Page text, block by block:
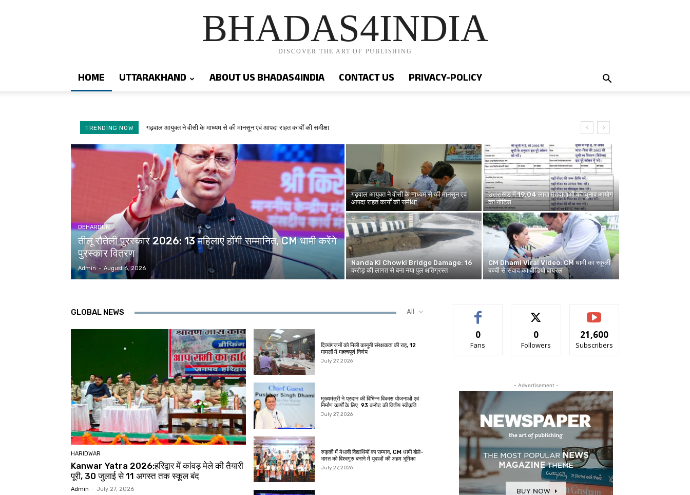
BHADAS4INDIA
DISCOVER THE ART OF PUBLISHING
HOME UTTARAKHAND ABOUT US BHADAS4INDIA CONTACT US PRIVACY-POLICY
TRENDING NOW गढ़वाल आयुक्त ने वीसी के माध्यम से की मानसून एवं आपदा राहत कार्यों की समीक्षा
DEHARDUN
तीलू रौतेली पुरस्कार 2026: 13 महिलाएं होंगी सम्मानित, CM धामी करेंगे
पुरस्कार वितरण
Admin - August 6, 2026
गढ़वाल आयुक्त ने वीसी के माध्यम से की मानसून एवं
आपदा राहत कार्यों की समीक्षा
उत्तराखंड में 19.04 लाख मतदाताओं को चुनाव आयोग
का नोटिस
Nanda Ki Chowki Bridge Damage: 16
करोड़ की लागत से बना नया पुल क्षतिग्रस्त
CM Dhami Viral Video: CM धामी का स्कूली
बच्ची से संवाद का वीडियो वायरल
GLOBAL NEWS All
HARIDWAR
Kanwar Yatra 2026:हरिद्वार में कांवड़ मेले की तैयारी
पूरी, 30 जुलाई से 11 अगस्त तक स्कूल बंद
Admin - July 27, 2026
दिव्यांगजनों को मिली कानूनी संरक्षकता की राह, 12
मामलों में महत्वपूर्ण निर्णय
July 27, 2026
मुख्यमंत्री ने प्रदान की विभिन्न विकास योजनाओं एवं
निर्माण कार्यों के लिए ₹ 93 करोड़ की वित्तीय स्वीकृति
July 27, 2026
रुड़की में मेधावी विद्यार्थियों का सम्मान, CM धामी बोले-
भारत को विश्वगुरु बनाने में युवाओं की अहम भूमिका
July 27, 2026
0
Fans
0
Followers
21,600
Subscribers
- Advertisement -